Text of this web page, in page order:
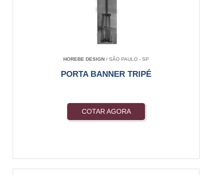
HOREBE DESIGN / SÃO PAULO - SP
PORTA BANNER TRIPÉ
COTAR AGORA